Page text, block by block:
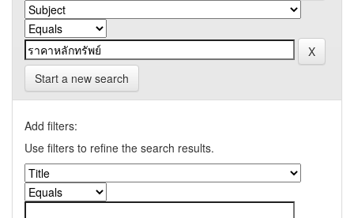
Start a new search
Add filters:
Use filters to refine the search results.